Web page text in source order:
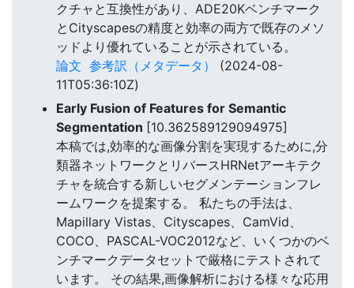
クチャと互換性があり、ADE20Kベンチマーク
とCityscapesの精度と効率の両方で既存のメソ
ッドより優れていることが示されている。
論文 参考訳（メタデータ）
(2024-08-
11T05:36:10Z)
Early Fusion of Features for Semantic
Segmentation [10.362589129094975]
本稿では,効率的な画像分割を実現するために,分
類器ネットワークとリバースHRNetアーキテク
チャを統合する新しいセグメンテーションフレ
ームワークを提案する。 私たちの手法は、
Mapillary Vistas、Cityscapes、CamVid、
COCO、PASCAL-VOC2012など、いくつかのベ
ンチマークデータセットで厳格にテストされて
います。 その結果,画像解析における様々な応用